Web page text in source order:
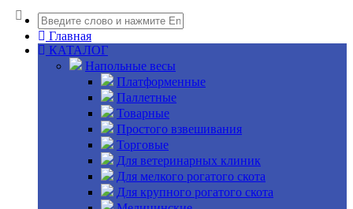
Главная
КАТАЛОГ
Напольные весы
Платформенные
Паллетные
Товарные
Простого взвешивания
Торговые
Для ветеринарных клиник
Для мелкого рогатого скота
Для крупного рогатого скота